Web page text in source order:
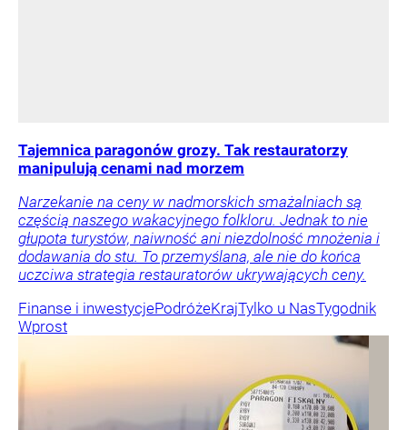
Tajemnica paragonów grozy. Tak restauratorzy
manipulują cenami nad morzem
Narzekanie na ceny w nadmorskich smażalniach są
częścią naszego wakacyjnego folkloru. Jednak to nie
głupota turystów, naiwność ani niezdolność mnożenia i
dodawania do stu. To przemyślana, ale nie do końca
uczciwa strategia restauratorów ukrywających ceny.
Finanse i inwestycjePodróżeKrajTylko u NasTygodnik
Wprost